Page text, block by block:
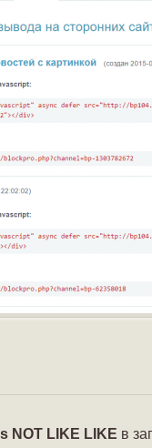
NOT LIKE LIKE в